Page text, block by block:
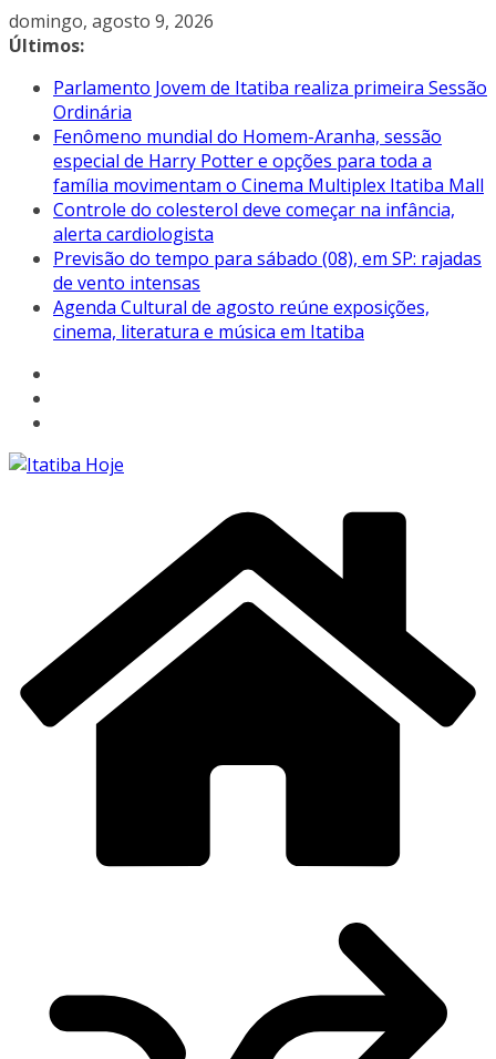
Pular
para
conteúdo
domingo, agosto 9, 2026
Últimos:
Parlamento Jovem de Itatiba realiza primeira Sessão
Ordinária
Fenômeno mundial do Homem-Aranha, sessão
especial de Harry Potter e opções para toda a
família movimentam o Cinema Multiplex Itatiba Mall
Controle do colesterol deve começar na infância,
alerta cardiologista
Previsão do tempo para sábado (08), em SP: rajadas
de vento intensas
Agenda Cultural de agosto reúne exposições,
cinema, literatura e música em Itatiba